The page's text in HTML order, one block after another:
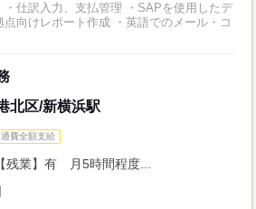
・仕訳入力、支払管理 ・SAPを使用したデ
向けレポート作成 ・英語でのメール・コ
北区/新横浜駅
費全額支給
残業】有 月5時間程度...